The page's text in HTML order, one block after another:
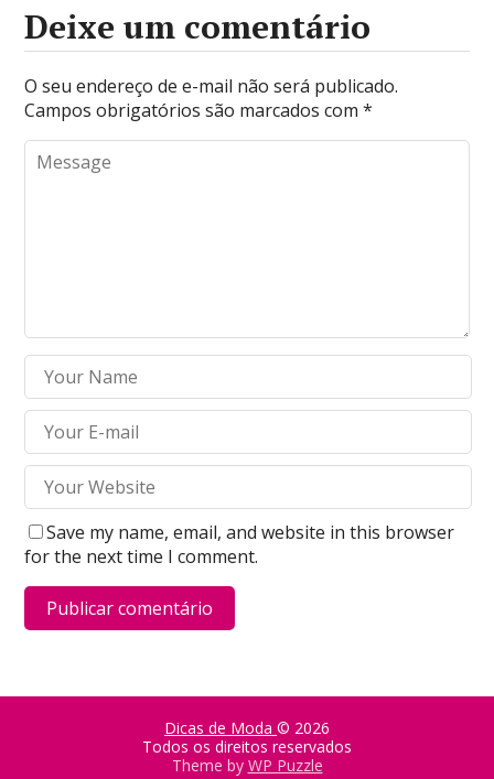
Deixe um comentário
O seu endereço de e-mail não será publicado.
Campos obrigatórios são marcados com*
Save my name, email, and website in this browser
for the next time I comment.
Dicas de Moda © 2026
Todos os direitos reservados
Theme by WP Puzzle